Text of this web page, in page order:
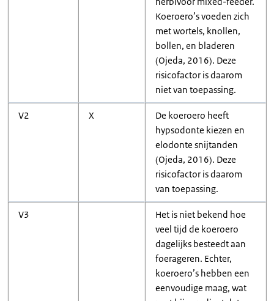
Koeroero’s voeden zich
met wortels, knollen,
bollen, en bladeren
(Ojeda, 2016). Deze
risicofactor is daarom
niet van toepassing.
V2 X
De koeroero heeft
hypsodonte kiezen en
elodonte snijtanden
(Ojeda, 2016). Deze
risicofactor is daarom
van toepassing.
V3
Het is niet bekend hoe
veel tijd de koeroero
dagelijks besteedt aan
foerageren. Echter,
koeroero’s hebben een
eenvoudige maag, wat